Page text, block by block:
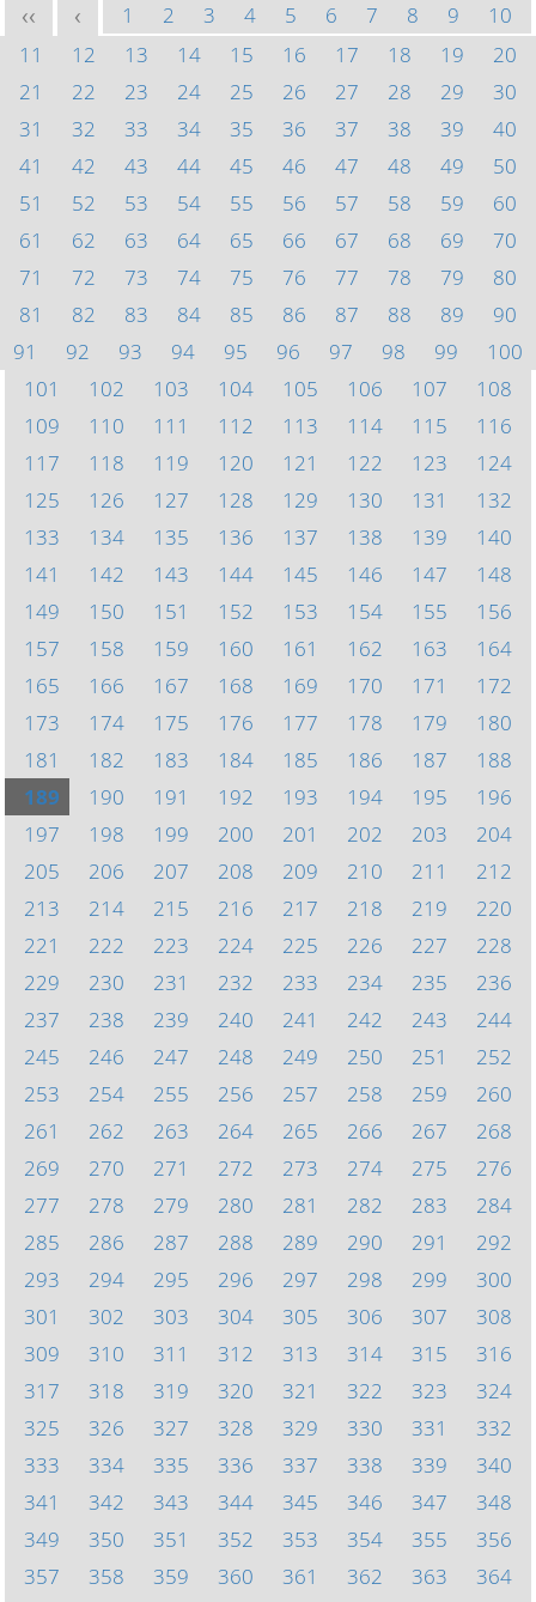
<< < 1 2 3 4 5 6 7 8 9
10
11
12 13 14 15 16 17 18 19
20
21
22 23 24 25 26 27 28 29
30
31
32 33 34 35 36 37 38 39
40
41
42 43 44 45 46 47 48 49
50
51
52 53 54 55 56 57 58 59
60
61
62 63 64 65 66 67 68 69
70
71
72 73 74 75 76 77 78 79
80
81
82 83 84 85 86 87 88 89
90
91
92 93 94 95 96 97 98 99
100
101
102 103 104 105 106 107
108
109
110 111 112 113 114 115
116
117
118 119 120 121 122 123
124
125
126 127 128 129 130 131
132
133
134 135 136 137 138 139
140
141
142 143 144 145 146 147
148
149
150 151 152 153 154 155
156
157
158 159 160 161 162 163
164
165
166 167 168 169 170 171
172
173
174 175 176 177 178 179
180
181
182 183 184 185 186 187
188
189
190 191 192 193 194 195
196
197
198 199 200 201 202 203
204
205
206 207 208 209 210 211
212
213
214 215 216 217 218 219
220
221
222 223 224 225 226 227
228
229
230 231 232 233 234 235
236
237
238 239 240 241 242 243
244
245
246 247 248 249 250 251
252
253
254 255 256 257 258 259
260
261
262 263 264 265 266 267
268
269
270 271 272 273 274 275
276
277
278 279 280 281 282 283
284
285
286 287 288 289 290 291
292
293
294 295 296 297 298 299
300
301
302 303 304 305 306 307
308
309
310 311 312 313 314 315
316
317
318 319 320 321 322 323
324
325
326 327 328 329 330 331
332
333
334 335 336 337 338 339
340
341
342 343 344 345 346 347
348
349
350 351 352 353 354 355
356
357
358 359 360 361 362 363
364